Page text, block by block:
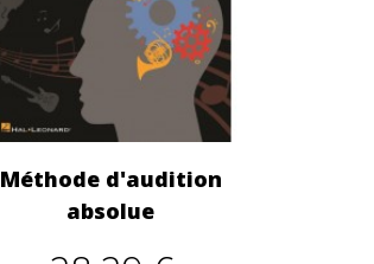
Méthode d'audition
absolue